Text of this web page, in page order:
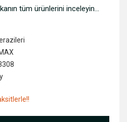
tüm ürünlerini inceleyin...